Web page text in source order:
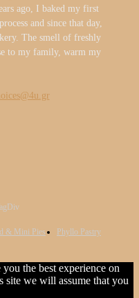
ago, I baked my first
and since that day,
The smell of freshly
to my family, warm my
& Mini Pies
Phyllo Pastry
the best experience on
site we will assume that you